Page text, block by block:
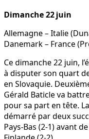
Dimanche 22 juin
Allemagne – Italie
Danemark – France
Ce dimanche 22 juin,
à disputer son quart
en Slovaquie.
Gérald Baticle va
pour sa part en tête.
démarré par deux
Pays-Bas (2-1) avant